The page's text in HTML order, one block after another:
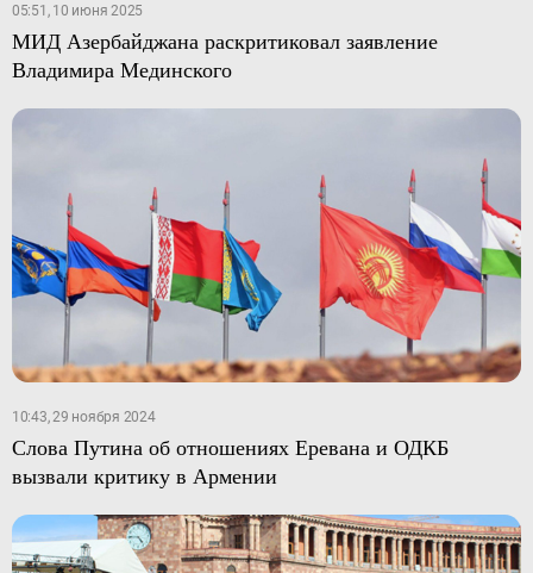
05:51, 10 июня 2025
МИД Азербайджана раскритиковал заявление
Владимира Мединского
10:43, 29 ноября 2024
Слова Путина об отношениях Еревана и ОДКБ
вызвали критику в Армении